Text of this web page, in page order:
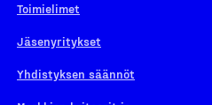
Toimielimet
Jäsenyritykset
Yhdistyksen säännöt